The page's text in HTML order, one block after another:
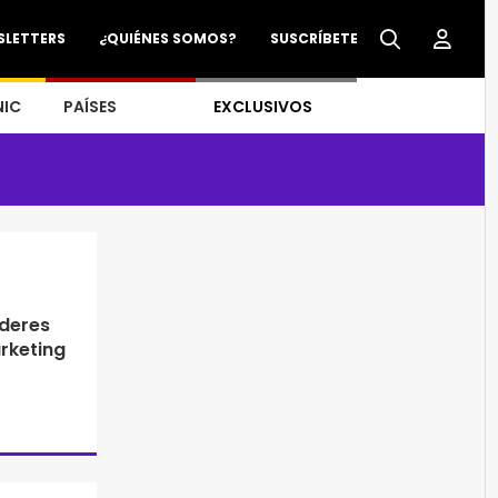
SUSCRÍBETE
¿QUIÉNES SOMOS?
PAÍSES EXCLUSIVOS